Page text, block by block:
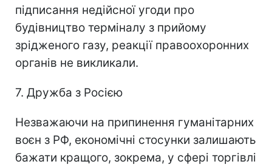
підписання недійсної угоди про
будівництво терміналу з прийому
зрідженого газу, реакції правоохоронних
органів не викликали.
7. Дружба з Росією
Незважаючи на припинення гуманітарних
воєн з РФ, економічні стосунки залишають
бажати кращого, зокрема, у сфері торгівлі